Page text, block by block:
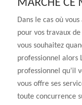
MARCHÉ CE
Dans le cas où
pour vos travaux
vous souhaitez
professionnel alors
professionnel qu’il
vous offre ses
toute concurrence